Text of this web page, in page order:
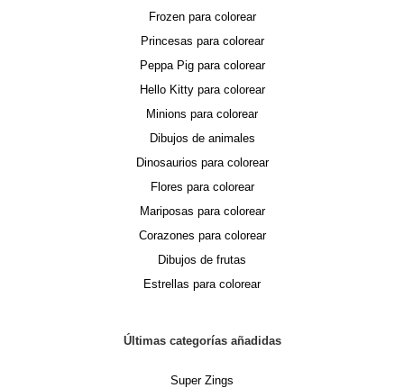
Frozen para colorear
Princesas para colorear
Peppa Pig para colorear
Hello Kitty para colorear
Minions para colorear
Dibujos de animales
Dinosaurios para colorear
Flores para colorear
Mariposas para colorear
Corazones para colorear
Dibujos de frutas
Estrellas para colorear
Últimas categorías añadidas
Super Zings